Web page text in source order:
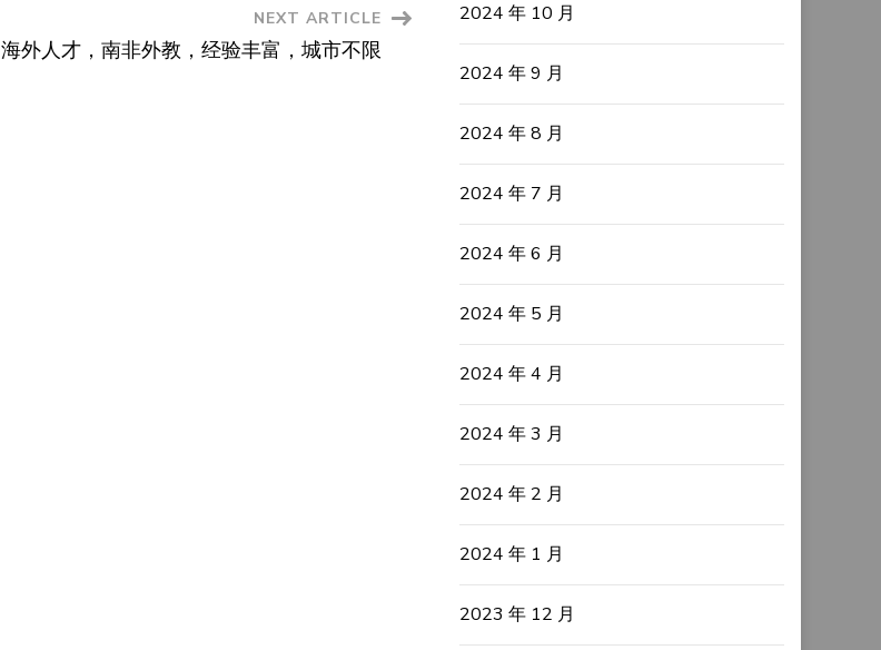
NEXT ARTICLE
海外人才，南非外教，经验丰富，城市不限
2024 年 10 月
2024 年 9 月
2024 年 8 月
2024 年 7 月
2024 年 6 月
2024 年 5 月
2024 年 4 月
2024 年 3 月
2024 年 2 月
2024 年 1 月
2023 年 12 月